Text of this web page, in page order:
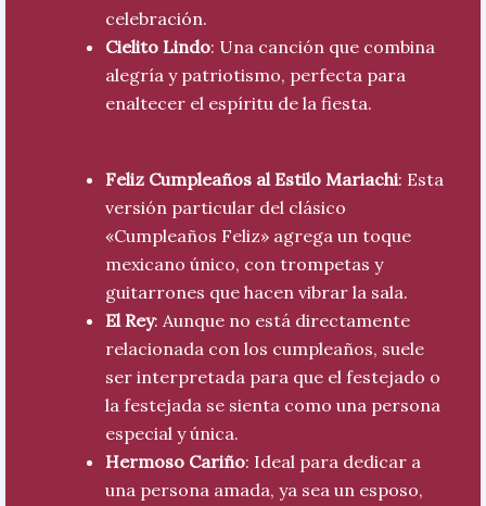
celebración.
Cielito Lindo: Una canción que combina
alegría y patriotismo, perfecta para
enaltecer el espíritu de la fiesta.
Feliz Cumpleaños al Estilo Mariachi: Esta
versión particular del clásico
«Cumpleaños Feliz» agrega un toque
mexicano único, con trompetas y
guitarrones que hacen vibrar la sala.
El Rey: Aunque no está directamente
relacionada con los cumpleaños, suele
ser interpretada para que el festejado o
la festejada se sienta como una persona
especial y única.
Hermoso Cariño: Ideal para dedicar a
una persona amada, ya sea un esposo,